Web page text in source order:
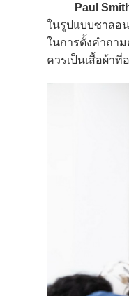
Paul
ในรูปแบบซาลอ
ในการตั้งคำถา
ควรเป็นเสื้อผ้า